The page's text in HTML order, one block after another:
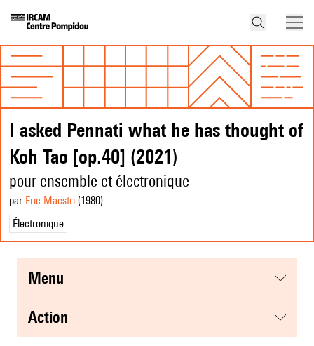
I asked Pennati what he has thought of
Koh Tao [op.40] (2021)
pour ensemble et électronique
par Eric Maestri (1980)
Électronique
menu
action